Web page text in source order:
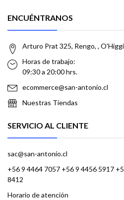
ENCUÉNTRANOS
Arturo Prat 325, Rengo, ,
Horas de trabajo:
09:30 a 20:00 hrs.
ecommerce@san-antonio.cl
Nuestras Tiendas
SERVICIO AL CLIENTE
sac@san-antonio.cl
+56 9 4464 7057 +56 9 4456 5917
8412
Horario de atención